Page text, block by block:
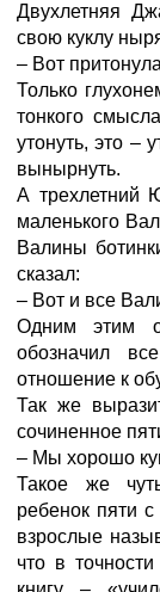
Двухлетняя
свою куклу
– Вот
Только
тонкого
утонуть, это –
вынырнуть.
А трехлетний
маленького
Валины
сказал:
– Вот и все
Одним этим
обозначил
отношение к
Так же
сочиненное
– Мы хорошо
Такое же
ребенок пяти
взрослые
что в